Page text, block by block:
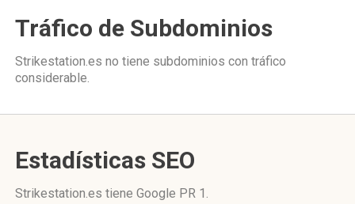
Tráfico de Subdominios
Strikestation.es no tiene subdominios con tráfico
considerable.
Estadísticas SEO
Strikestation.es tiene Google PR 1.